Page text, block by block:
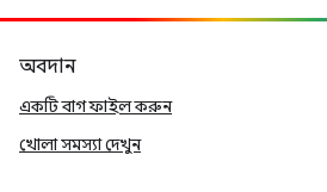
অবদান
একটি বাগ ফাইল করুন
খোলা সমস্যা দেখুন